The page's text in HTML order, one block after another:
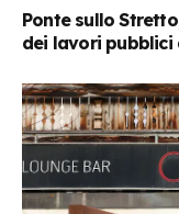
Ponte sullo
dei lavori